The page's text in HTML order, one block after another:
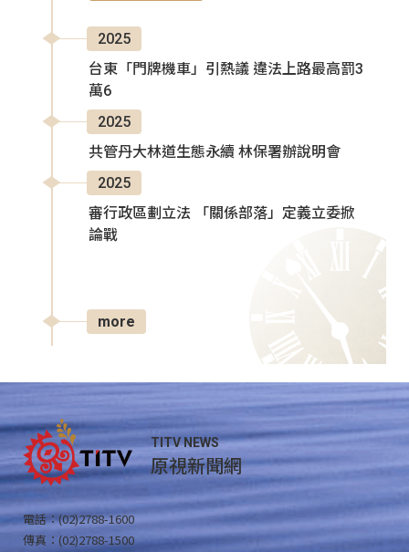
2025
台東「門牌機車」引熱議 違法上路最高罰3
萬6
2025
共管丹大林道生態永續 林保署辦說明會
2025
審行政區劃立法 「關係部落」定義立委掀
論戰
more
TITV NEWS
原視新聞網
電話：(02)2788-1600
傳真：(02)2788-1500